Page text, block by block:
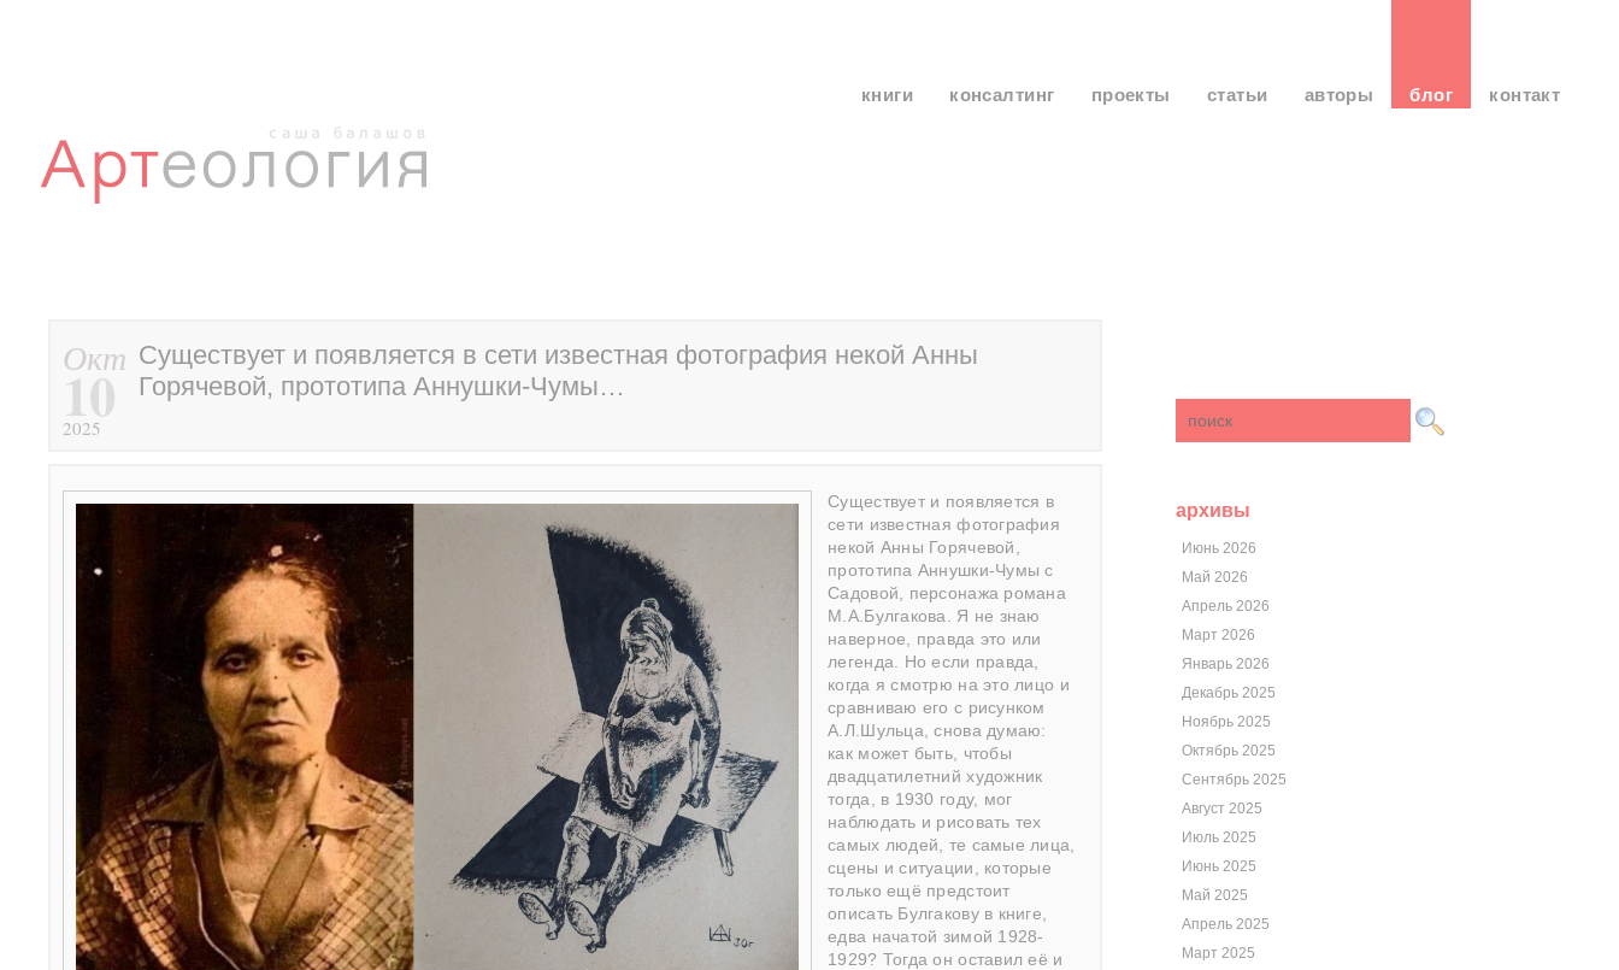
книги консалтинг проекты статьи авторы блог контакт
Окт
10
2025
Существует и появляется в сети известная фотография некой Анны
Горячевой, прототипа Аннушки-Чумы…
Существует и появляется в
сети известная фотография
некой Анны Горячевой,
прототипа Аннушки-Чумы с
Садовой, персонажа романа
М.А.Булгакова. Я не знаю
наверное, правда это или
легенда. Но если правда,
когда я смотрю на это лицо и
сравниваю его с рисунком
А.Л.Шульца, снова думаю:
как может быть, чтобы
двадцатилетний художник
тогда, в 1930 году, мог
наблюдать и рисовать тех
самых людей, те самые лица,
сцены и ситуации, которые
только ещё предстоит
описать Булгакову в книге,
едва начатой зимой 1928-
1929? Тогда он оставил её и
архивы
Июнь 2026
Май 2026
Апрель 2026
Март 2026
Январь 2026
Декабрь 2025
Ноябрь 2025
Октябрь 2025
Сентябрь 2025
Август 2025
Июль 2025
Июнь 2025
Май 2025
Апрель 2025
Март 2025